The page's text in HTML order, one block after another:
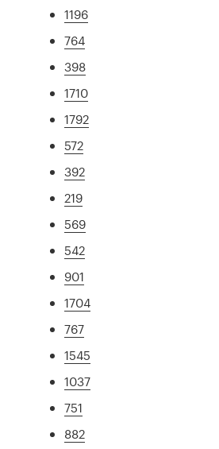
1196
764
398
1710
1792
572
392
219
569
542
901
1704
767
1545
1037
751
882